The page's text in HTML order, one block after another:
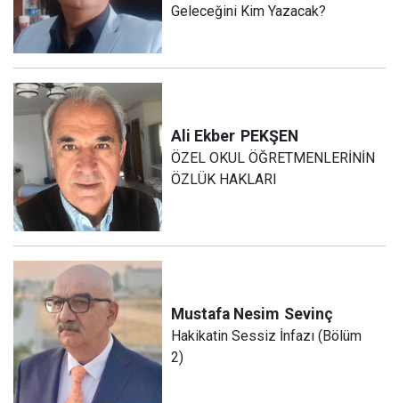
Geleceğini Kim Yazacak?
Ali Ekber PEKŞEN
ÖZEL OKUL ÖĞRETMENLERİNİN
ÖZLÜK HAKLARI
Mustafa Nesim Sevinç
Hakikatin Sessiz İnfazı (Bölüm
2)